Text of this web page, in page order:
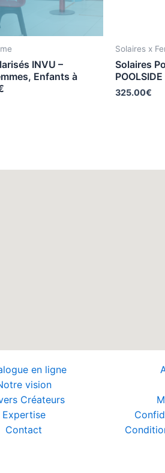
INVU –
Enfants à
Solaires x
Solaires
325.00€
en ligne
vision
Créateurs
Expertise
Contact